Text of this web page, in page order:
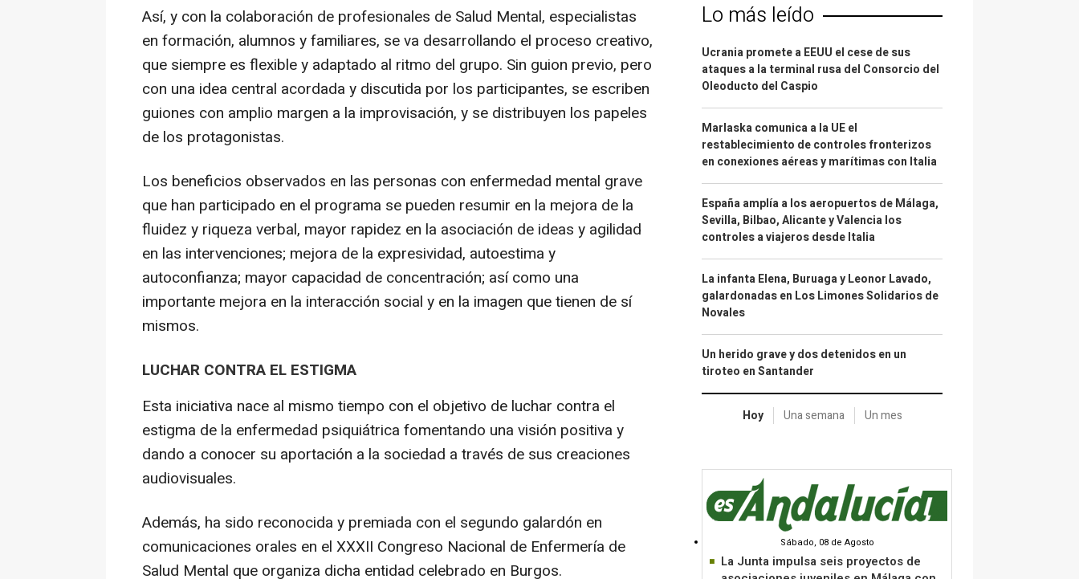
Así, y con la colaboración de profesionales de Salud Mental, especialistas
en formación, alumnos y familiares, se va desarrollando el proceso creativo,
que siempre es flexible y adaptado al ritmo del grupo. Sin guion previo, pero
con una idea central acordada y discutida por los participantes, se escriben
guiones con amplio margen a la improvisación, y se distribuyen los papeles
de los protagonistas.
Los beneficios observados en las personas con enfermedad mental grave
que han participado en el programa se pueden resumir en la mejora de la
fluidez y riqueza verbal, mayor rapidez en la asociación de ideas y agilidad
en las intervenciones; mejora de la expresividad, autoestima y
autoconfianza; mayor capacidad de concentración; así como una
importante mejora en la interacción social y en la imagen que tienen de sí
mismos.
LUCHAR CONTRA EL ESTIGMA
Esta iniciativa nace al mismo tiempo con el objetivo de luchar contra el
estigma de la enfermedad psiquiátrica fomentando una visión positiva y
dando a conocer su aportación a la sociedad a través de sus creaciones
audiovisuales.
Además, ha sido reconocida y premiada con el segundo galardón en
comunicaciones orales en el XXXII Congreso Nacional de Enfermería de
Salud Mental que organiza dicha entidad celebrado en Burgos.
Lo más leído
Ucrania promete a EEUU el cese de sus
ataques a la terminal rusa del Consorcio del
Oleoducto del Caspio
Marlaska comunica a la UE el
restablecimiento de controles fronterizos
en conexiones aéreas y marítimas con Italia
España amplía a los aeropuertos de Málaga,
Sevilla, Bilbao, Alicante y Valencia los
controles a viajeros desde Italia
La infanta Elena, Buruaga y Leonor Lavado,
galardonadas en Los Limones Solidarios de
Novales
Un herido grave y dos detenidos en un
tiroteo en Santander
Hoy Una semana Un mes
Sábado, 08 de Agosto
La Junta impulsa seis proyectos de